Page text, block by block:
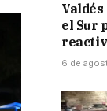
el Sur
6 de